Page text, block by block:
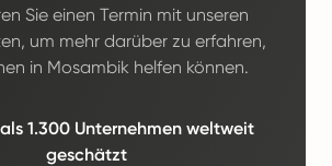
Sie einen Termin mit unseren
um mehr darüber zu erfahren,
in Mosambik helfen können.
1.300 Unternehmen weltweit
geschätzt